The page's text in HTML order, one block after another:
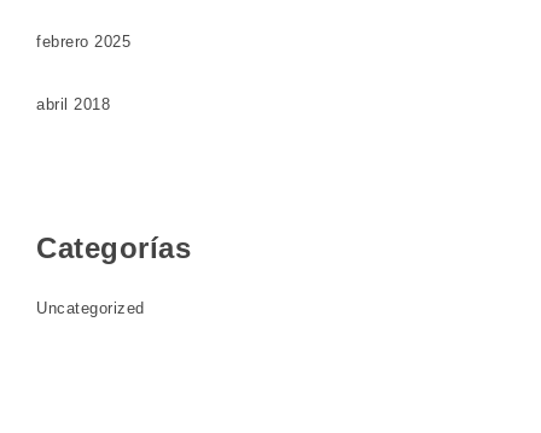
febrero 2025
abril 2018
Categorías
Uncategorized